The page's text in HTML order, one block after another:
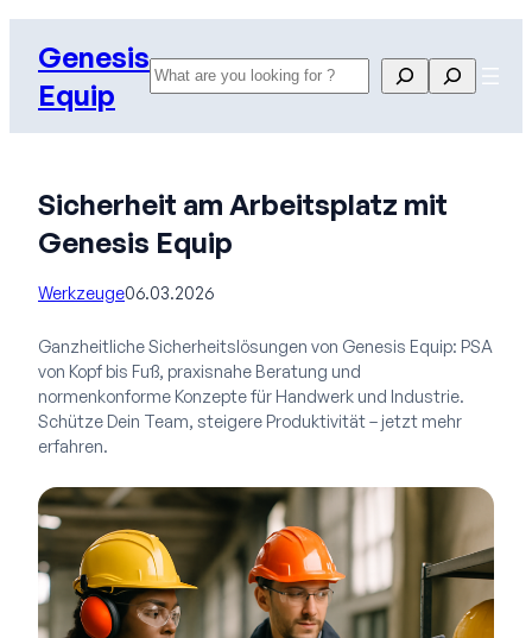
InhaltGenesis
Equip
Search Search
Sicherheit am Arbeitsplatz mit
Genesis Equip
Werkzeuge06.03.2026
Ganzheitliche Sicherheitslösungen von Genesis Equip: PSA
von Kopf bis Fuß, praxisnahe Beratung und
normenkonforme Konzepte für Handwerk und Industrie.
Schütze Dein Team, steigere Produktivität – jetzt mehr
erfahren.